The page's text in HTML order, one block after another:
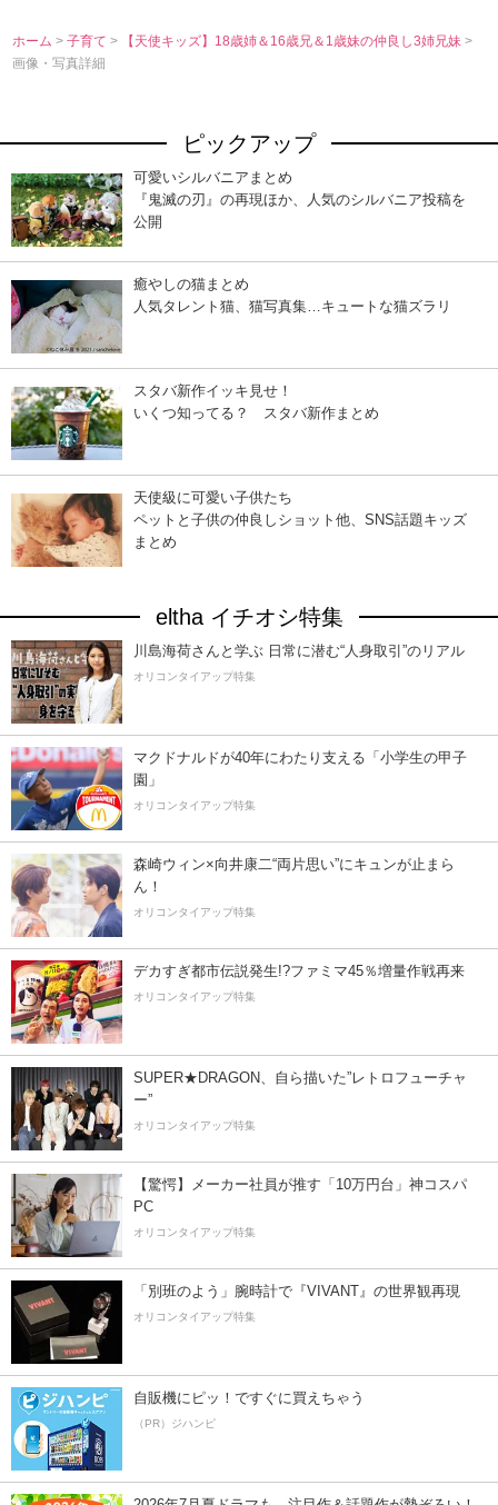
ホーム >子育て> 【天使キッズ】18歳姉＆16歳兄＆1歳妹の仲良し3姉兄妹>
画像・写真詳細
ピックアップ
可愛いシルバニアまとめ
『鬼滅の刃』の再現ほか、人気のシルバニア投稿を
公開
癒やしの猫まとめ
人気タレント猫、猫写真集…キュートな猫ズラリ
スタバ新作イッキ見せ！
いくつ知ってる？ スタバ新作まとめ
天使級に可愛い子供たち
ペットと子供の仲良しショット他、SNS話題キッズ
まとめ
eltha イチオシ特集
川島海荷さんと学ぶ 日常に潜む“人身取引”のリアル
オリコンタイアップ特集
マクドナルドが40年にわたり支える「小学生の甲子
園」
オリコンタイアップ特集
森崎ウィン×向井康二“両片思い”にキュンが止まら
ん！
オリコンタイアップ特集
デカすぎ都市伝説発生!?ファミマ45％増量作戦再来
オリコンタイアップ特集
SUPER★DRAGON、自ら描いた”レトロフューチャ
ー”
オリコンタイアップ特集
【驚愕】メーカー社員が推す「10万円台」神コスパ
PC
オリコンタイアップ特集
「別班のよう」腕時計で『VIVANT』の世界観再現
オリコンタイアップ特集
自販機にピッ！ですぐに買えちゃう
（PR）ジハンピ